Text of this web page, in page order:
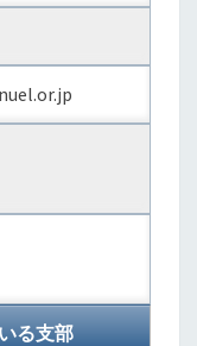
る支部